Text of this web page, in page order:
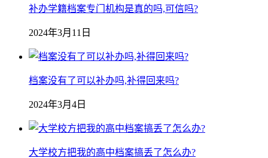
补办学籍档案专门机构是真的吗,可信吗?
2024年3月11日
档案没有了可以补办吗,补得回来吗?
2024年3月4日
大学校方把我的高中档案搞丢了怎么办?